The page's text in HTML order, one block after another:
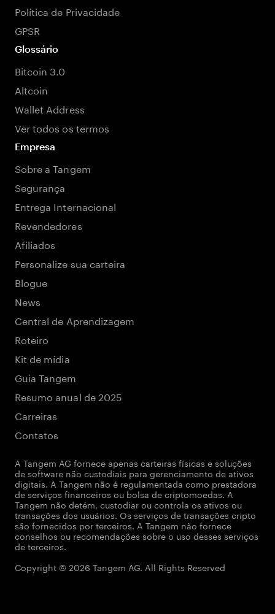
Política de Privacidade
GPSR
Glossário
Bitcoin 3.0
Altcoin
Wallet Address
Ver todos os termos
Empresa
Sobre a Tangem
Segurança
Entrega Internacional
Revendedores
Afiliados
Personalize sua carteira
Blogue
News
Central de Aprendizagem
Roteiro
Kit de mídia
Guia Tangem
Resumo anual de 2025
Carreiras
Contatos
A Tangem AG fornece apenas carteiras físicas e soluções
de software não custodiais para gerenciamento de ativos
digitais. A Tangem não é regulamentada como prestadora
de serviços financeiros ou bolsa de criptomoedas. A
Tangem não detém, custodiar ou controla os ativos ou
transações dos usuários. Os serviços de transações cripto
são fornecidos por terceiros. A Tangem não fornece
conselhos ou recomendações sobre o uso desses serviços
de terceiros.